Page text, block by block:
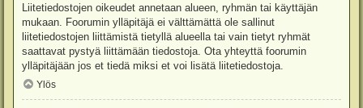
Liitetiedostojen oikeudet annetaan alueen, ryhmän tai käyttäjän
mukaan. Foorumin ylläpitäjä ei välttämättä ole sallinut
liitetiedostojen liittämistä tietyllä alueella tai vain tietyt ryhmät
saattavat pystyä liittämään tiedostoja. Ota yhteyttä foorumin
ylläpitäjään jos et tiedä miksi et voi lisätä liitetiedostoja.
Ylös